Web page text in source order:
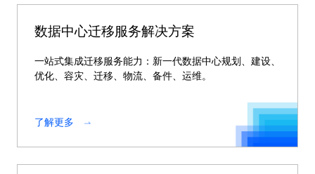
数据中心迁移服务解决方案
一站式集成迁移服务能力：新一代数据中心规划、建设、
优化、容灾、迁移、物流、备件、运维。
了解更多